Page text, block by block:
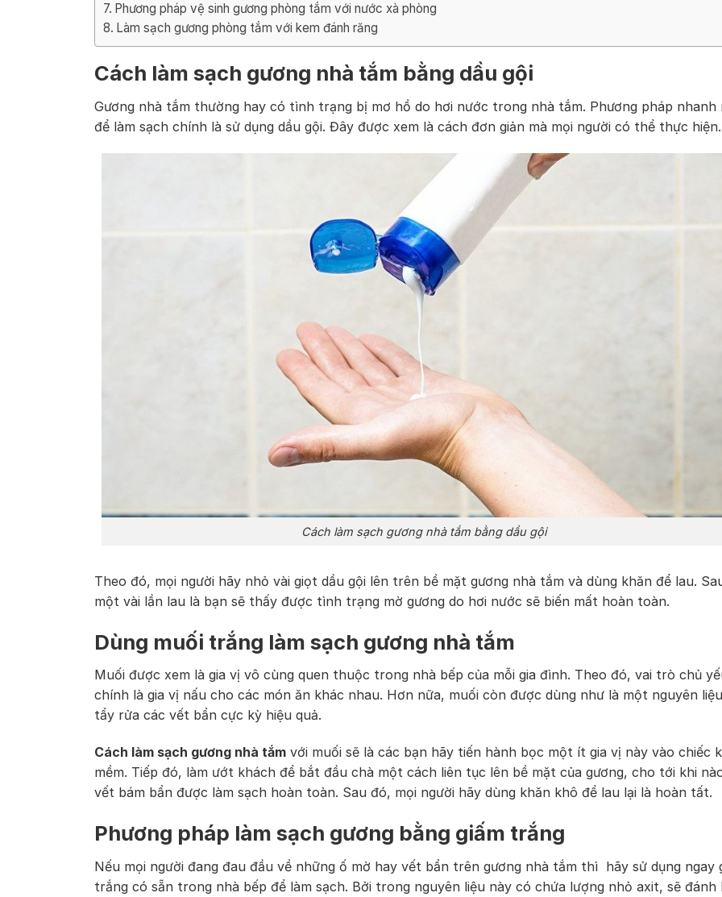
Phương pháp vệ sinh gương phòng tắm với nước xà phòng
Làm sạch gương phòng tắm với kem đánh răng
Cách làm sạch gương nhà tắm bằng dầu gội
Gương nhà tắm thường hay có tình trạng bị mơ hồ do hơi nước trong nhà tắm. Phương pháp nhanh
để làm sạch chính là sử dụng dầu gội. Đây được xem là cách đơn giản mà mọi người có thể thực hiện.
Cách làm sạch gương nhà tắm bằng dầu gội
Theo đó, mọi người hãy nhỏ vài giọt dầu gội lên trên bề mặt gương nhà tắm và dùng khăn để lau.
một vài lần lau là bạn sẽ thấy được tình trạng mờ gương do hơi nước sẽ biến mất hoàn toàn.
Dùng muối trắng làm sạch gương nhà tắm
Muối được xem là gia vị vô cùng quen thuộc trong nhà bếp của mỗi gia đình. Theo đó, vai trò chủ
chính là gia vị nấu cho các món ăn khác nhau. Hơn nữa, muối còn được dùng như là một nguyên
tẩy rửa các vết bẩn cực kỳ hiệu quả.
Cách làm sạch gương nhà tắm với muối sẽ là các bạn hãy tiến hành bọc một ít gia vị này vào chiếc
mềm. Tiếp đó, làm ướt khách để bắt đầu chà một cách liên tục lên bề mặt của gương, cho tới khi
vết bám bẩn được làm sạch hoàn toàn. Sau đó, mọi người hãy dùng khăn khô để lau lại là hoàn tất.
Phương pháp làm sạch gương bằng giấm trắng
Nếu mọi người đang đau đầu về những ố mờ hay vết bẩn trên gương nhà tắm thì hãy sử dụng ngay
trắng có sẵn trong nhà bếp để làm sạch. Bởi trong nguyên liệu này có chứa lượng nhỏ axit, sẽ đánh